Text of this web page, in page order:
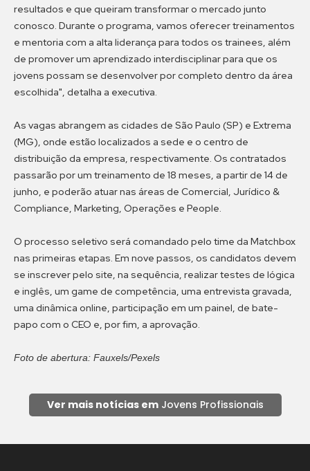
resultados e que queiram transformar o mercado junto
conosco. Durante o programa, vamos oferecer treinamentos
e mentoria com a alta liderança para todos os trainees, além
de promover um aprendizado interdisciplinar para que os
jovens possam se desenvolver por completo dentro da área
escolhida", detalha a executiva.
As vagas abrangem as cidades de São Paulo (SP) e Extrema
(MG), onde estão localizados a sede e o centro de
distribuição da empresa, respectivamente. Os contratados
passarão por um treinamento de 18 meses, a partir de 14 de
junho, e poderão atuar nas áreas de Comercial, Jurídico &
Compliance, Marketing, Operações e People.
O processo seletivo será comandado pelo time da Matchbox
nas primeiras etapas. Em nove passos, os candidatos devem
se inscrever pelo site, na sequência, realizar testes de lógica
e inglês, um game de competência, uma entrevista gravada,
uma dinâmica online, participação em um painel, de bate-
papo com o CEO e, por fim, a aprovação.
Foto de abertura: Fauxels/Pexels
Ver mais notícias emJovens Profissionais